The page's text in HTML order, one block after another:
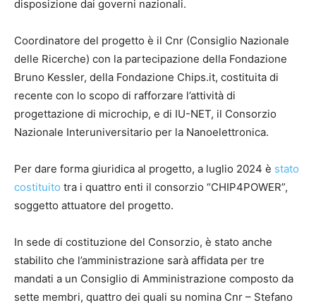
disposizione dai governi nazionali.
Coordinatore del progetto è il Cnr (Consiglio Nazionale
delle Ricerche) con la partecipazione della Fondazione
Bruno Kessler, della Fondazione Chips.it, costituita di
recente con lo scopo di rafforzare l’attività di
progettazione di microchip, e di IU-NET, il Consorzio
Nazionale Interuniversitario per la Nanoelettronica.
Per dare forma giuridica al progetto, a luglio 2024 è stato
costituito tra i quattro enti il consorzio “CHIP4POWER”,
soggetto attuatore del progetto.
In sede di costituzione del Consorzio, è stato anche
stabilito che l’amministrazione sarà affidata per tre
mandati a un Consiglio di Amministrazione composto da
sette membri, quattro dei quali su nomina Cnr – Stefano